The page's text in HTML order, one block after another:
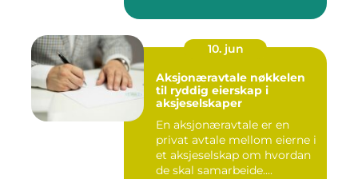
10. jun
Aksjonæravtale nøkkelen
til ryddig eierskap i
aksjeselskaper
En aksjonæravtale er en
privat avtale mellom eierne i
et aksjeselskap om hvordan
de skal samarbeide....